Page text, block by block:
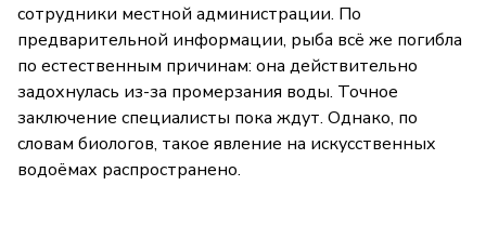
сотрудники местной администрации. По
предварительной информации, рыба всё же погибла
по естественным причинам: она действительно
задохнулась из-за промерзания воды. Точное
заключение специалисты пока ждут. Однако, по
словам биологов, такое явление на искусственных
водоёмах распространено.